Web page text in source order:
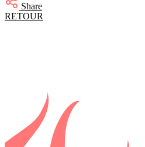
Share
RETOUR